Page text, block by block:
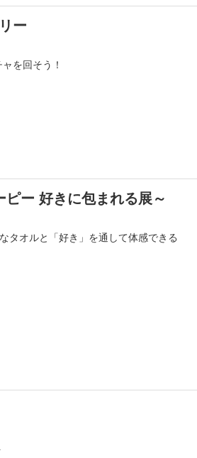
ー
を回そう！
ー 好きに包まれる展～
タオルと「好き」を通して体感できる